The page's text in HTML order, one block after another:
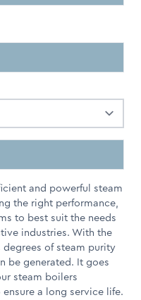
and powerful steam
the right performance,
to best suit the needs
industries. With the
of steam purity
be generated. It goes
steam boilers
a long service life.